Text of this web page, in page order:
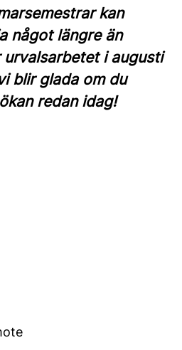
kan
något längre än
i augusti
blir glada om du
redan idag!